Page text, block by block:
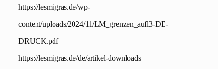
https://lesmigras.de/wp-
content/uploads/2024/11/LM_grenzen_aufl3-DE-
DRUCK.pdf
https://lesmigras.de/de/artikel-downloads